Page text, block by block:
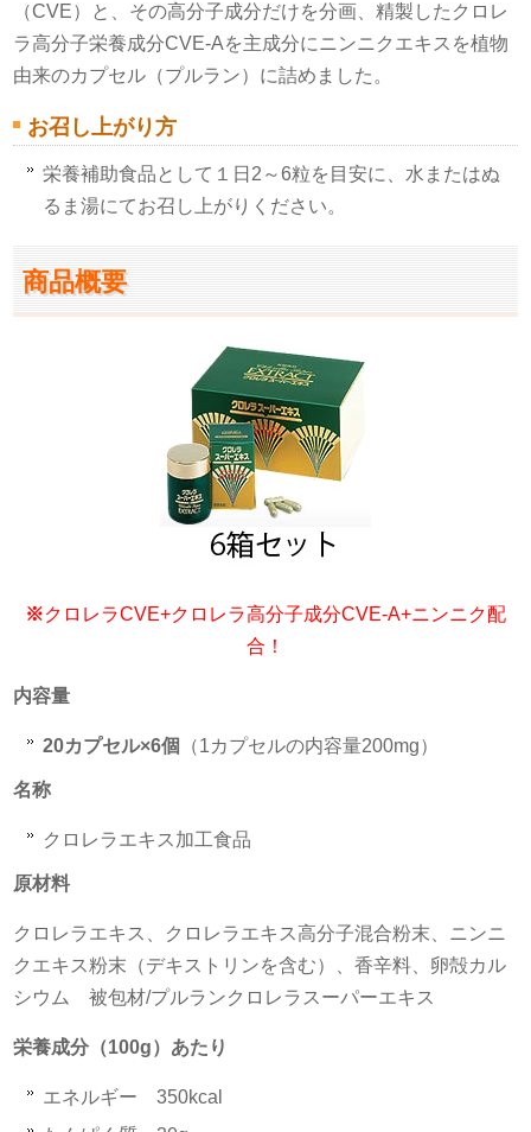
（CVE）と、その高分子成分だけを分画、精製したクロレ
ラ高分子栄養成分CVE-Aを主成分にニンニクエキスを植物
由来のカプセル（プルラン）に詰めました。
お召し上がり方
栄養補助食品として１日2～6粒を目安に、水またはぬ
るま湯にてお召し上がりください。
商品概要
※クロレラCVE+クロレラ高分子成分CVE-A+ニンニク配
合！
内容量
20カプセル×6個 （1カプセルの内容量200mg）
名称
クロレラエキス加工食品
原材料
クロレラエキス、クロレラエキス高分子混合粉末、ニンニ
クエキス粉末（デキストリンを含む）、香辛料、卵殻カル
シウム 被包材/プルランクロレラスーパーエキス
栄養成分（100g）あたり
エネルギー 350kcal